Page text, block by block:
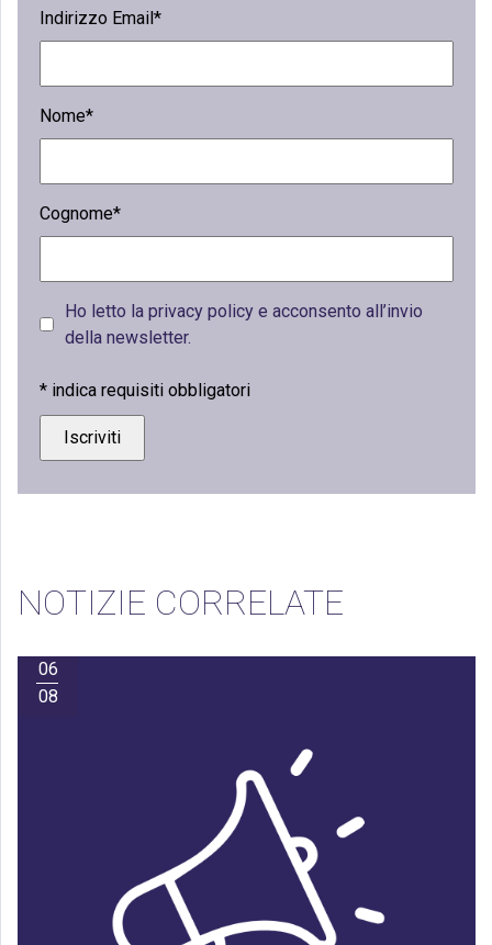
Indirizzo Email*
Nome*
Cognome*
Ho letto la privacy policy e acconsento all’invio
della newsletter.
* indica requisiti obbligatori
NOTIZIE CORRELATE
06
08